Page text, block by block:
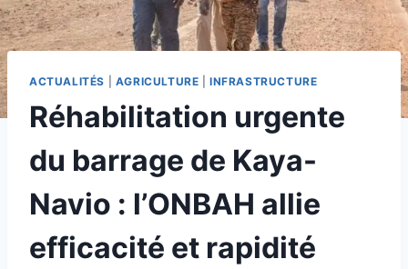
ACTUALITÉS AGRICULTURE |INFRASTRUCTURE
Réhabilitation urgente
du barrage de Kaya-
Navio : l’ONBAH allie
efficacité et rapidité